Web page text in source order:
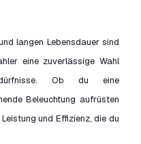
langen Lebensdauer sind
eine zuverlässige Wahl
Ob du eine
Beleuchtung aufrüsten
und Effizienz, die du